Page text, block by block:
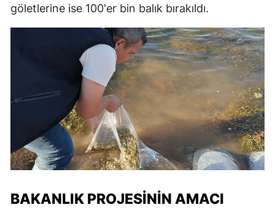
göletlerine ise 100'er bin balık bırakıldı.
BAKANLIK PROJESININ AMACI